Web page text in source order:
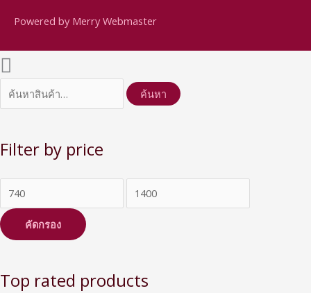
Powered by Merry Webmaster
ค้นหา
Filter by price
คัดกรอง
Top rated products